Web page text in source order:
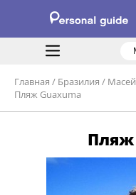
Главная / Бразилия /
Пляж Guaxuma
Пляж